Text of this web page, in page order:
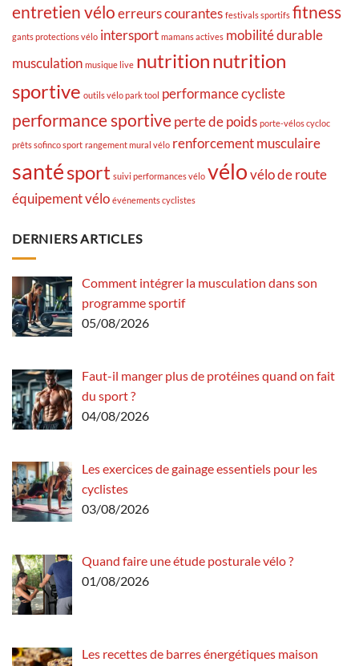
entretien véloerreurs courantes festivals sportifs fitness
gants protections vélo intersport mamans actives mobilité durable
musculation musique live nutritionnutrition
sportive outils vélo park tool performance cycliste
performance sportiveperte de poids porte-vélos cycloc
prêts sofinco sport rangement mural vélo renforcement musculaire
santésport suivi performances vélo vélovélo de route
équipement vélo événements cyclistes
DERNIERS ARTICLES
Comment intégrer la musculation dans son
programme sportif
05/08/2026
Faut-il manger plus de protéines quand on fait
du sport ?
04/08/2026
Les exercices de gainage essentiels pour les
cyclistes
03/08/2026
Quand faire une étude posturale vélo ?
01/08/2026
Les recettes de barres énergétiques maison